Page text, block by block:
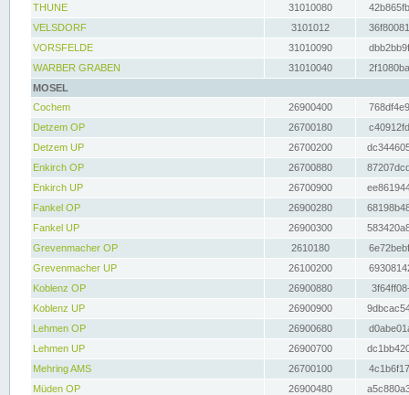
THUNE
31010080
VELSDORF
3101012
VORSFELDE
31010090
WARBER GRABEN
31010040
MOSEL
Cochem
26900400
Detzem OP
26700180
Detzem UP
26700200
Enkirch OP
26700880
Enkirch UP
26700900
Fankel OP
26900280
Fankel UP
26900300
Grevenmacher OP
2610180
Grevenmacher UP
26100200
Koblenz OP
26900880
Koblenz UP
26900900
Lehmen OP
26900680
Lehmen UP
26900700
Mehring AMS
26700100
Müden OP
26900480